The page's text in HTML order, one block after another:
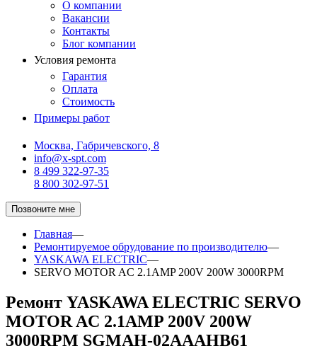
О компании
Вакансии
Контакты
Блог компании
Условия ремонта
Гарантия
Оплата
Стоимость
Примеры работ
Москва, Габричевского, 8
info@x-spt.com
8 499 322-97-35
8 800 302-97-51
Позвоните мне
Главная—
Ремонтируемое обрудование по производителю—
YASKAWA ELECTRIC—
SERVO MOTOR AC 2.1AMP 200V 200W 3000RPM
Ремонт YASKAWA ELECTRIC SERVO
MOTOR AC 2.1AMP 200V 200W
3000RPM SGMAH-02AAAHB61